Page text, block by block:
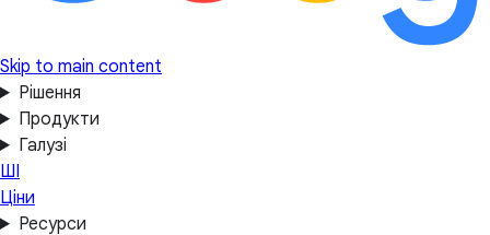
Skip to main content
Рішення
Продукти
Галузі
ШІ
Ціни
Ресурси